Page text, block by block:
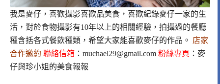
我是麥仔，喜歡攝影喜歡品美食，喜歡紀錄麥仔一家的生
活，對於食物攝影有10年以上的相關經驗，拍攝過的餐廳
種含括各式餐飲種類，希望大家能喜歡麥仔的作品。 店家
合作邀約 聯絡信箱 ： muchael29@gmail.com 粉絲專頁 ： 麥
仔與珍小姐的美食報報